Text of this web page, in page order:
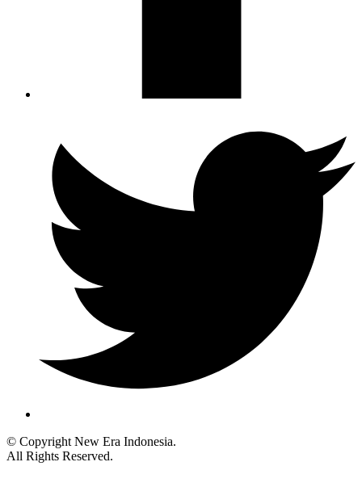
© Copyright New Era Indonesia.
All Rights Reserved.